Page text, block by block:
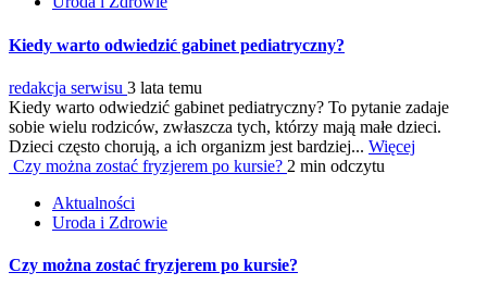
Kiedy warto odwiedzić gabinet pediatryczny?
redakcja serwisu 3 lata temu
Kiedy warto odwiedzić gabinet pediatryczny? To pytanie zadaje
sobie wielu rodziców, zwłaszcza tych, którzy mają małe dzieci.
Dzieci często chorują, a ich organizm jest bardziej... Więcej
Czy można zostać fryzjerem po kursie? 2 min odczytu
Aktualności
Uroda i Zdrowie
Czy można zostać fryzjerem po kursie?